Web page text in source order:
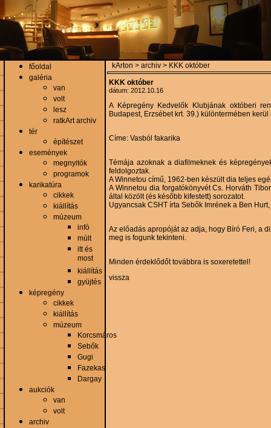
főoldal
galéria
van
volt
lesz
ratkArt archiv
tér
építészet
események
megnyitók
programok
karikatúra
cikkek
kiállítás
múzeum
infó
múlt
itt és
most
kiállítás
gyüjtés
képregény
cikkek
kiállítás
múzeum
Korcsmáros
Sebők
Gugi
Fazekas
Dargay
aukciók
van
volt
archiv
kArton > archiv > KKK október
KKK október
dátum: 2012.10.16
A Képregény Kedvelők Klubjának októberi
Budapest, Erzsébet krt. 39.) különtermében
Címe: Vasból fakarika
Témája azoknak a diafilmeknek és
feldolgoztak.
A Winnetou című, 1962-ben készült dia teljes
A Winnetou dia forgatókönyvét Cs. Horváth
által közölt (és később kifestett) sorozatot.
Ugyancsak CSHT írta Sebők Imrének a Ben
Az előadás apropóját az adja, hogy Bíró Feri, a
meg is fogunk tekinteni.
Minden érdeklődőt továbbra is soxeretettel!
vissza